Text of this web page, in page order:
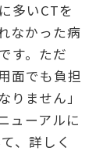
多いCTを
なかった病
す。ただ
面でも負担
ません」
ューアルに
、詳しく